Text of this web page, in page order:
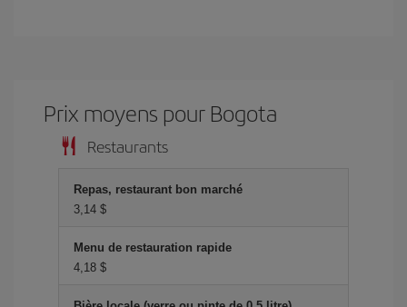
Prix ​​moyens pour Bogota
Restaurants
Repas, restaurant bon marché
3,14 $
Menu de restauration rapide
4,18 $